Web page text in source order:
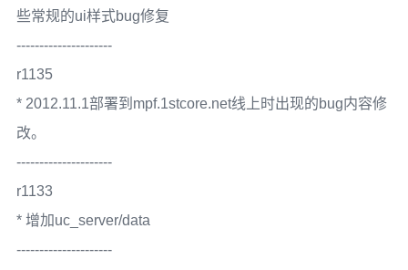
些常规的ui样式bug修复
---------------------
r1135
* 2012.11.1部署到mpf.1stcore.net线上时出现的bug内容修
改。
---------------------
r1133
* 增加uc_server/data
---------------------